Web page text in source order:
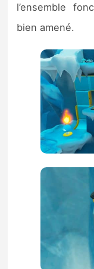
l’ensemble
bien amené.